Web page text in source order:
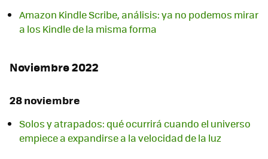
Amazon Kindle Scribe, análisis: ya no podemos mirar
a los Kindle de la misma forma
Noviembre 2022
28 noviembre
Solos y atrapados: qué ocurrirá cuando el universo
empiece a expandirse a la velocidad de la luz